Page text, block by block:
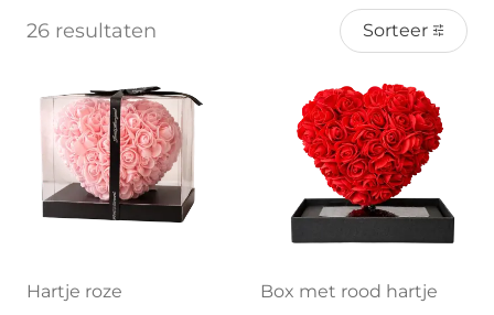
26 resultaten Sorteer
Hartje roze Box met rood hartje